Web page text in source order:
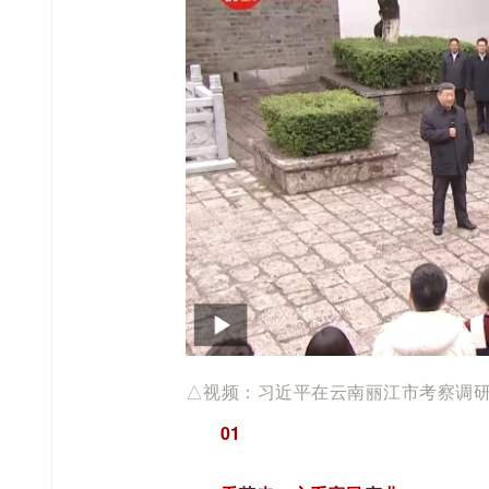
△视频：习近平在云南丽江市考察调
01